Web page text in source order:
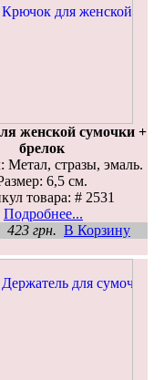
женской сумочки +
брелок
Метал, стразы, эмаль.
6,5 см.
товара: # 2531
Подробнее...
423 грн. В Корзину